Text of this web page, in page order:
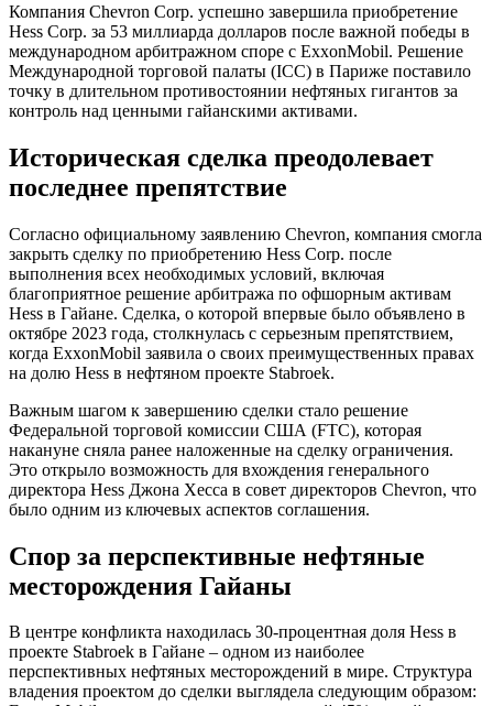
Компания Chevron Corp. успешно завершила приобретение
Hess Corp. за 53 миллиарда долларов после важной победы в
международном арбитражном споре с ExxonMobil. Решение
Международной торговой палаты (ICC) в Париже поставило
точку в длительном противостоянии нефтяных гигантов за
контроль над ценными гайанскими активами.
Историческая сделка преодолевает
последнее препятствие
Согласно официальному заявлению Chevron, компания смогла
закрыть сделку по приобретению Hess Corp. после
выполнения всех необходимых условий, включая
благоприятное решение арбитража по офшорным активам
Hess в Гайане. Сделка, о которой впервые было объявлено в
октябре 2023 года, столкнулась с серьезным препятствием,
когда ExxonMobil заявила о своих преимущественных правах
на долю Hess в нефтяном проекте Stabroek.
Важным шагом к завершению сделки стало решение
Федеральной торговой комиссии США (FTC), которая
накануне сняла ранее наложенные на сделку ограничения.
Это открыло возможность для вхождения генерального
директора Hess Джона Хесса в совет директоров Chevron, что
было одним из ключевых аспектов соглашения.
Спор за перспективные нефтяные
месторождения Гайаны
В центре конфликта находилась 30-процентная доля Hess в
проекте Stabroek в Гайане – одном из наиболее
перспективных нефтяных месторождений в мире. Структура
владения проектом до сделки выглядела следующим образом: